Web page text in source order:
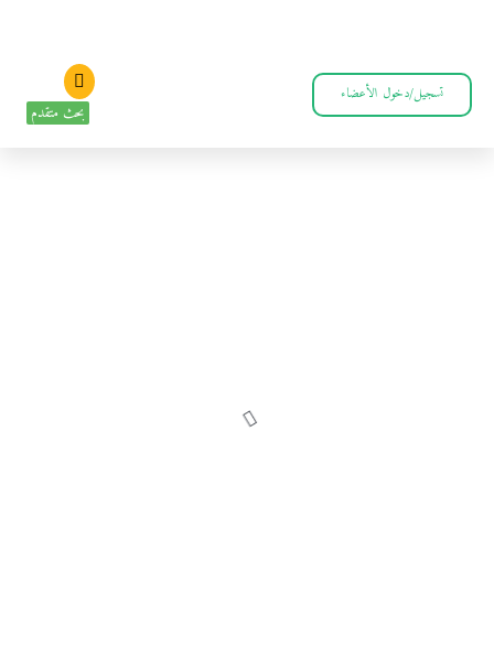
تسجيل/دخول الأعضاء
بحث متقدم